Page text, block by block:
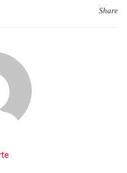
Share